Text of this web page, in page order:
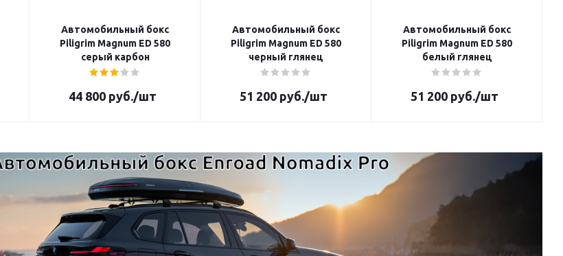
Автомобильный бокс
Piligrim Magnum ED 580
серый карбон
44 800 руб./шт
Автомобильный бокс
Piligrim Magnum ED 580
черный глянец
51 200 руб./шт
Автомобильный бокс
Piligrim Magnum ED 580
белый глянец
51 200 руб./шт